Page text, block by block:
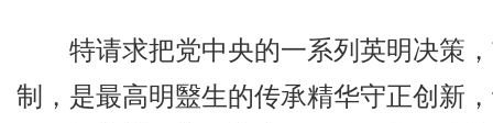
特请求把党中央的一系列英明决策
制，是最高明毉生的传承精华守正创新